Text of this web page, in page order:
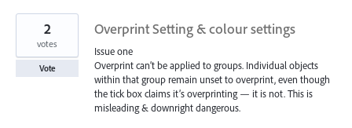
Overprint Setting & colour settings
Issue one
Overprint can’t be applied to groups. Individual objects
within that group remain unset to overprint, even though
the tick box claims it’s overprinting — it is not. This is
misleading & downright dangerous.
2
votes
Vote